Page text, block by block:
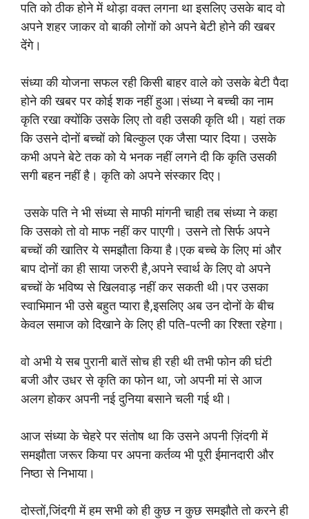
पति को ठीक होने में थोड़ा वक्त लगना था इसलिए उसके बाद वो
अपने शहर जाकर वो बाकी लोगों को अपने बेटी होने की खबर
देंगे।
संध्या की योजना सफल रही किसी बाहर वाले को उसके बेटी पैदा
होने की खबर पर कोई शक नहीं हुआ।संध्या ने बच्ची का नाम
कृति रखा क्योंकि उसके लिए तो वही उसकी कृति थी। यहां तक
कि उसने दोनों बच्चों को बिल्कुल एक जैसा प्यार दिया। उसके
कभी अपने बेटे तक को ये भनक नहीं लगने दी कि कृति उसकी
सगी बहन नहीं है। कृति को अपने संस्कार दिए।
उसके पति ने भी संध्या से माफी मांगनी चाही तब संध्या ने कहा
कि उसको तो वो माफ नहीं कर पाएगी। उसने तो सिर्फ अपने
बच्चों की खातिर ये समझौता किया है।एक बच्चे के लिए मां और
बाप दोनों का ही साया जरुरी है,अपने स्वार्थ के लिए वो अपने
बच्चों के भविष्य से खिलवाड़ नहीं कर सकती थी।पर उसका
स्वाभिमान भी उसे बहुत प्यारा है,इसलिए अब उन दोनों के बीच
केवल समाज को दिखाने के लिए ही पति-पत्नी का रिश्ता रहेगा।
वो अभी ये सब पुरानी बातें सोच ही रही थी तभी फोन की घंटी
बजी और उधर से कृति का फोन था, जो अपनी मां से आज
अलग होकर अपनी नई दुनिया बसाने चली गई थी।
आज संध्या के चेहरे पर संतोष था कि उसने अपनी ज़िंदगी में
समझौता जरूर किया पर अपना कर्तव्य भी पूरी ईमानदारी और
निष्ठा से निभाया।
दोस्तों,जिंदगी में हम सभी को ही कुछ न कुछ समझौते तो करने ही